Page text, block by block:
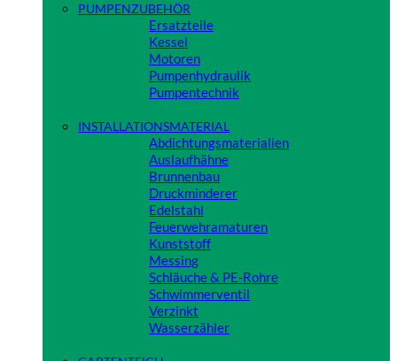
PUMPENZUBEHÖR
Ersatzteile
Kessel
Motoren
Pumpenhydraulik
Pumpentechnik
INSTALLATIONSMATERIAL
Abdichtungsmaterialien
Auslaufhähne
Brunnenbau
Druckminderer
Edelstahl
Feuerwehramaturen
Kunststoff
Messing
Schläuche & PE-Rohre
Schwimmerventil
Verzinkt
Wasserzähler